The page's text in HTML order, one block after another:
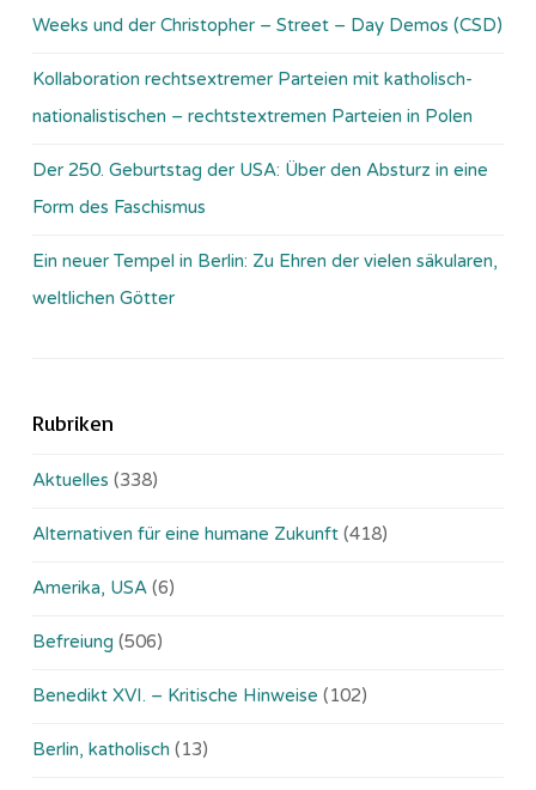
Weeks und der Christopher – Street – Day Demos (CSD)
Kollaboration rechtsextremer Parteien mit katholisch-
nationalistischen – rechtstextremen Parteien in Polen
Der 250. Geburtstag der USA: Über den Absturz in eine
Form des Faschismus
Ein neuer Tempel in Berlin: Zu Ehren der vielen säkularen,
weltlichen Götter
Rubriken
Aktuelles (338)
Alternativen für eine humane Zukunft (418)
Amerika, USA (6)
Befreiung (506)
Benedikt XVI. – Kritische Hinweise (102)
Berlin, katholisch (13)